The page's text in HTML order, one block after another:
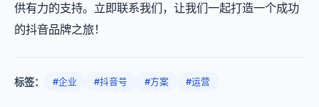
供有力的支持。立即联系我们，让我们一起打造一个成功
的抖音品牌之旅！
标签： #企业 #抖音号 #方案 #运营